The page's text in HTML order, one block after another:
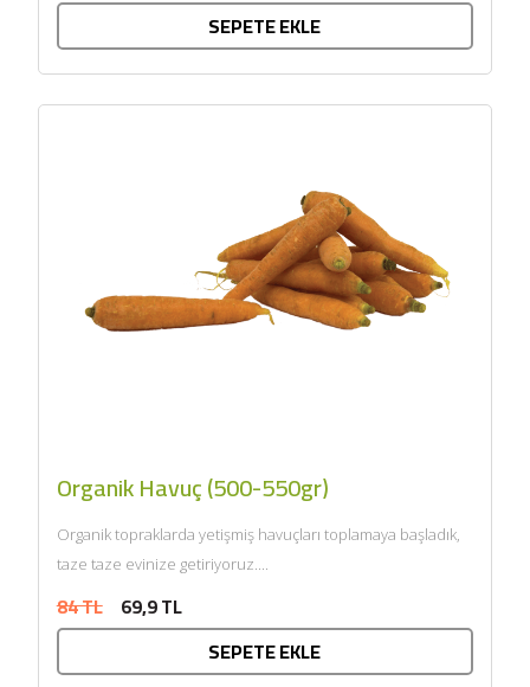
SEPETE EKLE
Organik Havuç (500-550gr)
Organik topraklarda yetişmiş havuçları toplamaya başladık,
taze taze evinize getiriyoruz....
84 TL 69,9 TL
SEPETE EKLE